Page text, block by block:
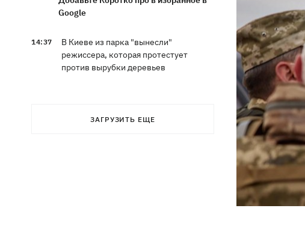
Google
14:37
В Киеве из парка "вынесли"
режиссера, которая протестует
против вырубки деревьев
солдат» Палиса
ЗАГРУЗИТЬ ЕЩЕ